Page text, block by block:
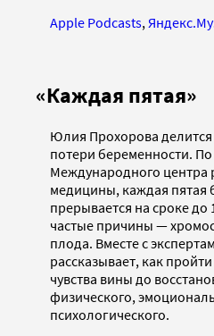
Apple Podcasts,
«Каждая пятая»
Юлия Прохорова
потери беременности. По
Международного центра
медицины, каждая пятая
прерывается на сроке
частые причины —
плода. Вместе с
рассказывает, как
чувства вины до
физического,
психологического.